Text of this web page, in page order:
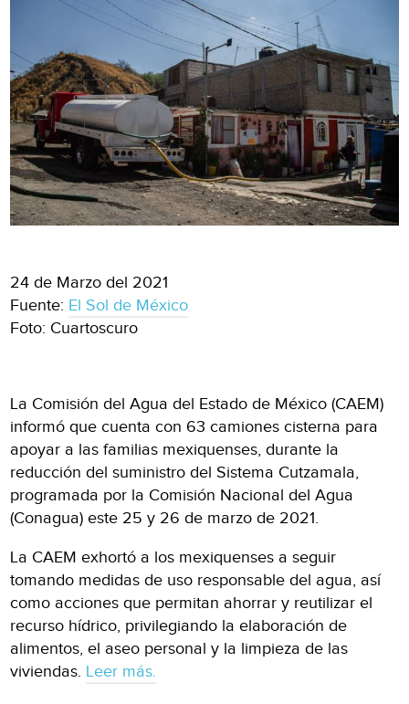
24 de Marzo del 2021
Fuente: El Sol de México
Foto: Cuartoscuro
La Comisión del Agua del Estado de México (CAEM)
informó que cuenta con 63 camiones cisterna para
apoyar a las familias mexiquenses, durante la
reducción del suministro del Sistema Cutzamala,
programada por la Comisión Nacional del Agua
(Conagua) este 25 y 26 de marzo de 2021.
La CAEM exhortó a los mexiquenses a seguir
tomando medidas de uso responsable del agua, así
como acciones que permitan ahorrar y reutilizar el
recurso hídrico, privilegiando la elaboración de
alimentos, el aseo personal y la limpieza de las
viviendas. Leer más.